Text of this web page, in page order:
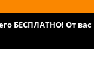
БЕСПЛАТНО! От вас